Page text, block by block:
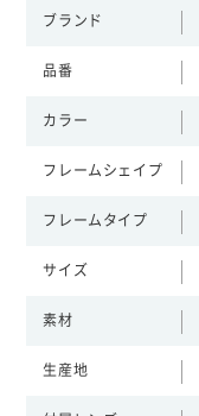
ブランド
品番
カラー
フレームシェイプ
フレームタイプ
サイズ
素材
生産地